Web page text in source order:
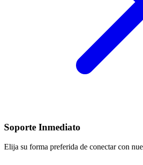
Soporte Inmediato
Elija su forma preferida de conectar con